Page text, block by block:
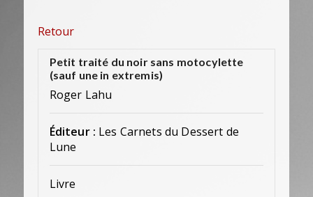
Retour
Petit traité du noir sans motocylette
(sauf une in extremis)
Roger Lahu
Éditeur : Les Carnets du Dessert de
Lune
Livre